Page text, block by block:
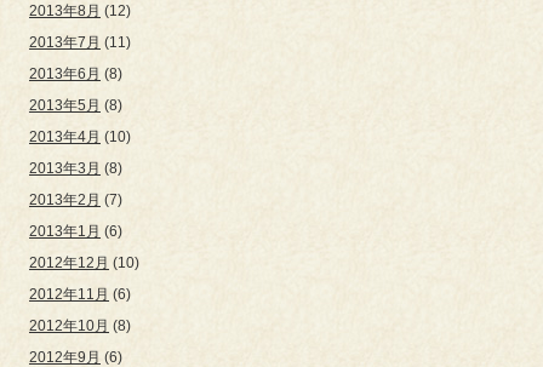
2013年8月 (12)
2013年7月 (11)
2013年6月 (8)
2013年5月 (8)
2013年4月 (10)
2013年3月 (8)
2013年2月 (7)
2013年1月 (6)
2012年12月 (10)
2012年11月 (6)
2012年10月 (8)
2012年9月 (6)